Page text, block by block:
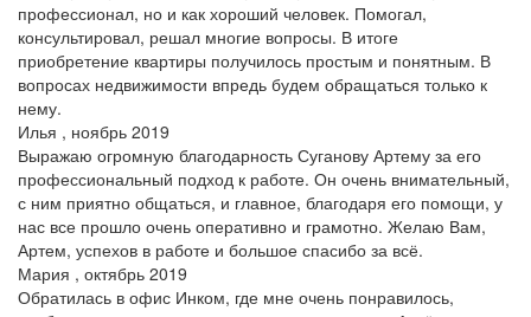
профессионал, но и как хороший человек. Помогал,
консультировал, решал многие вопросы. В итоге
приобретение квартиры получилось простым и понятным. В
вопросах недвижимости впредь будем обращаться только к
нему.
Илья , ноябрь 2019
Выражаю огромную благодарность Суганову Артему за его
профессиональный подход к работе. Он очень внимательный,
с ним приятно общаться, и главное, благодаря его помощи, у
нас все прошло очень оперативно и грамотно. Желаю Вам,
Артем, успехов в работе и большое спасибо за всё.
Мария , октябрь 2019
Обратилась в офис Инком, где мне очень понравилось,